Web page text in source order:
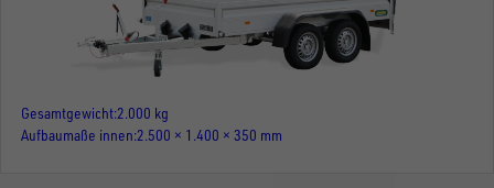
Gesamtgewicht 2.000 kg
Aufbaumaße innen 2.500 × 1.400 × 350 mm